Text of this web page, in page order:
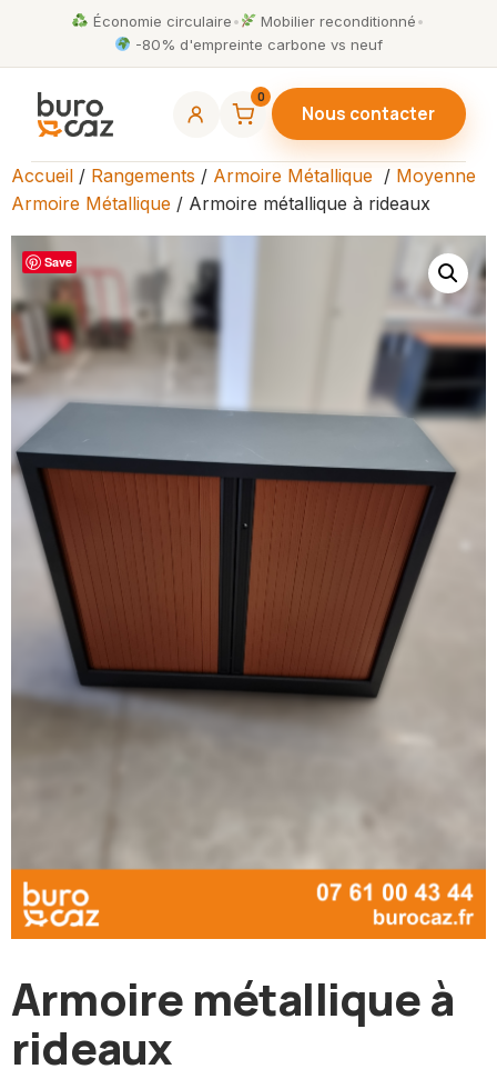
Économie circulaire• Mobilier reconditionné•
-80% d'empreinte carbone vs neuf
0
Nous contacter
Accueil / Rangements / Armoire Métallique / Moyenne
Armoire Métallique / Armoire métallique à rideaux
Save
Armoire métallique à
rideaux